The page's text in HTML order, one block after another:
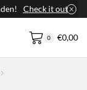
Check it out
0 €0,00